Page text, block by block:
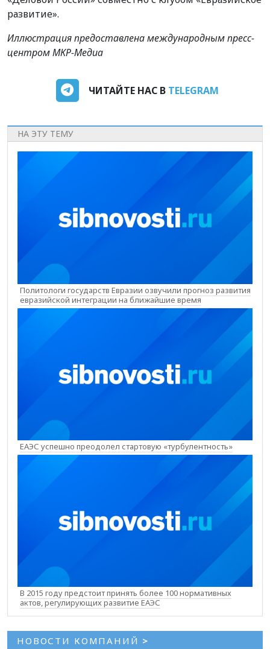
развитие».
Иллюстрация предоставлена международным пресс-
центром МКР-Медиа
ЧИТАЙТЕ НАС В TELEGRAM
НА ЭТУ ТЕМУ
Политологи государств Евразии озвучили прогноз развития
евразийской интеграции на ближайшие время
ЕАЭС успешно преодолел стартовую «турбулентность»
В 2015 году предстоит принять более 100 нормативных
актов, регулирующих развитие ЕАЭС
НОВОСТИ КОМПАНИЙ >